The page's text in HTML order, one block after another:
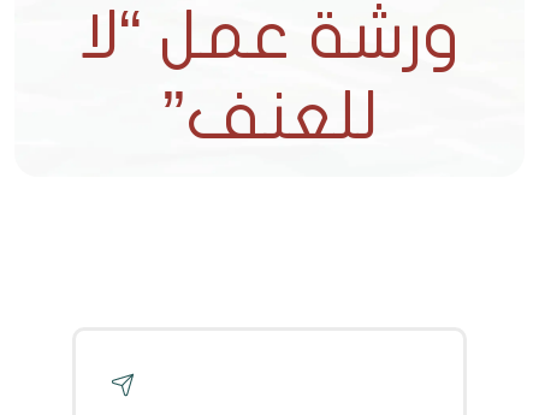
ورشة عمل “لا
للعنف”